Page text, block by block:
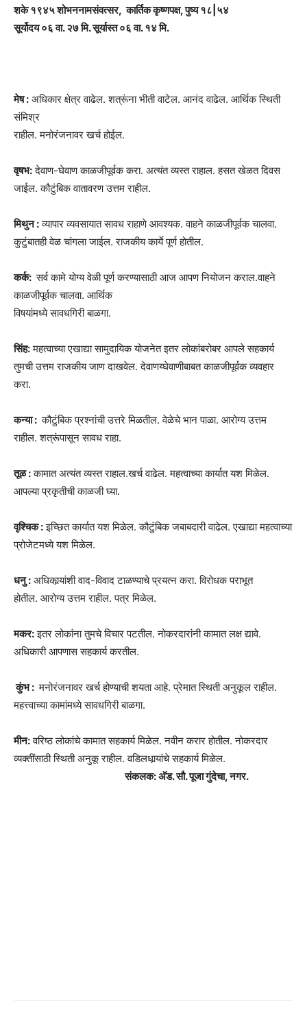
शके १९४५ शोभननामसंवत्सर, कार्तिक कृष्णपक्ष, पुष्य १८|५४
सूर्योदय ०६ वा. २७ मि. सूर्यास्त ०६ वा. १४ मि.
मेष : अधिकार क्षेत्र वाढेल. शत्रूंना भीती वाटेल. आनंद वाढेल. आर्थिक स्थिती
संमिश्र
राहील. मनोरंजनावर खर्च होईल.
वृषभ:देवाण-घेवाण काळजीपूर्वक करा. अत्यंत व्यस्त राहाल. हसत खेळत दिवस
जाईल. कौटुंबिक वातावरण उत्तम राहील.
मिथुन :व्यापार व्यवसायात सावध राहाणे आवश्यक. वाहने काळजीपूर्वक चालवा.
कुटुंबातही वेळ चांगला जाईल. राजकीय कार्ये पूर्ण होतील.
कर्क: सर्व कामे योग्य वेळी पूर्ण करण्यासाठी आज आपण नियोजन कराल.वाहने
काळजीपूर्वक चालवा. आर्थिक
विषयांमध्ये सावधगिरी बाळगा.
सिंह:महत्वाच्या एखाद्या सामुदायिक योजनेत इतर लोकांबरोबर आपले सहकार्य
तुमची उत्तम राजकीय जाण दाखवेल. देवाणय्घेवाणीबाबत काळजीपूर्वक व्यवहार
करा.
कन्या : कौटुंबिक प्रश्नांची उत्तरे मिळतील. वेळेचे भान पाळा. आरोग्य उत्तम
राहील. शत्रूंपासून सावध राहा.
तूळ :कामात अत्यंत व्यस्त राहाल.खर्च वाढेल. महत्वाच्या कार्यात यश मिळेल.
आपल्या प्रकृतीची काळजी घ्या.
वृश्चिक :इच्छित कार्यात यश मिळेल. कौटुंबिक जबाबदारी वाढेल. एखाद्या महत्वाच्या
प्रोजेटमध्ये यश मिळेल.
धनु : अधिकार्‍यांशी वाद-विवाद टाळण्याचे प्रयत्न करा. विरोधक पराभूत
होतील. आरोग्य उत्तम राहील. पत्र मिळेल.
मकर:इतर लोकांना तुमचे विचार पटतील. नोकरदारांनी कामात लक्ष द्यावे.
अधिकारी आपणास सहकार्य करतील.
कुंभ : मनोरंजनावर खर्च होण्याची शयता आहे. प्रेमात स्थिती अनुकूल राहील.
महत्त्वाच्या कामांमध्ये सावधगिरी बाळगा.
मीन:वरिष्ठ लोकांचे कामात सहकार्य मिळेल. नवीन करार होतील. नोकरदार
व्यक्तींसाठी स्थिती अनुकू राहील. वडिलधार्‍यांचे सहकार्य मिळेल.
संकलक: अ‍ॅड. सौ. पूजा गुंदेचा, नगर.